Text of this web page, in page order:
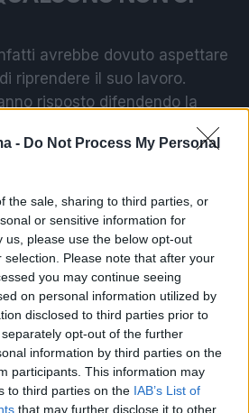
- Do Not Process My Personal
the sale, sharing to third parties, or
or sensitive information for
us, please use the below opt-out
Please note that after your
you may continue seeing
on personal information utilized by
disclosed to third parties prior to
opt-out of the further
information by third parties on the
participants. This information may
to third parties on the IAB’s List of
that may further disclose it to other
avrebbe dovuto aspettare
riprendere il suo lavoro.
risposto difendendo la
“. Ma a
i requisiti per vederla
Ferragni e Fedez si
confermato dopo le
crisi
gay, Fabrizio Corona
la bomba sul rapper